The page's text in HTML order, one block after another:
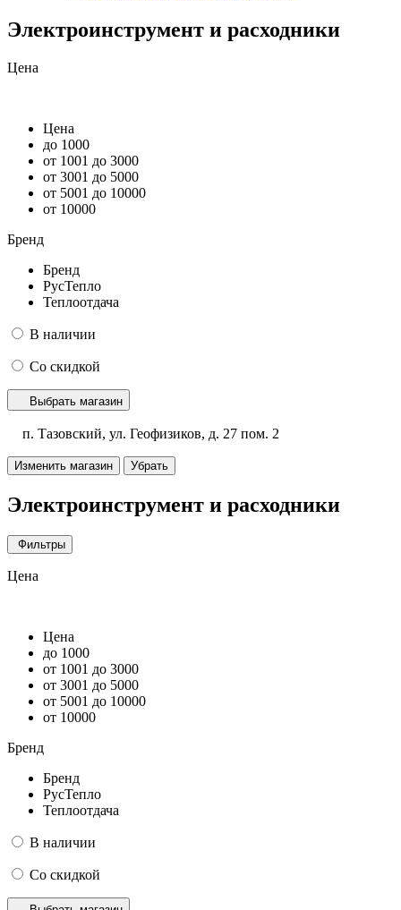
Электроинструмент и расходники
Цена
Цена
до 1000
от 1001 до 3000
от 3001 до 5000
от 5001 до 10000
от 10000
Бренд
Бренд
РусТепло
Теплоотдача
В наличии
Со скидкой
Выбрать магазин
п. Тазовский, ул. Геофизиков, д. 27 пом. 2
Изменить магазин Убрать
Электроинструмент и расходники
Фильтры
Цена
Цена
до 1000
от 1001 до 3000
от 3001 до 5000
от 5001 до 10000
от 10000
Бренд
Бренд
РусТепло
Теплоотдача
В наличии
Со скидкой